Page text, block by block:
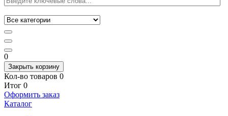
0
Закрыть корзину
Кол-во товаров 0
Итог 0
Оформить заказ
Каталог